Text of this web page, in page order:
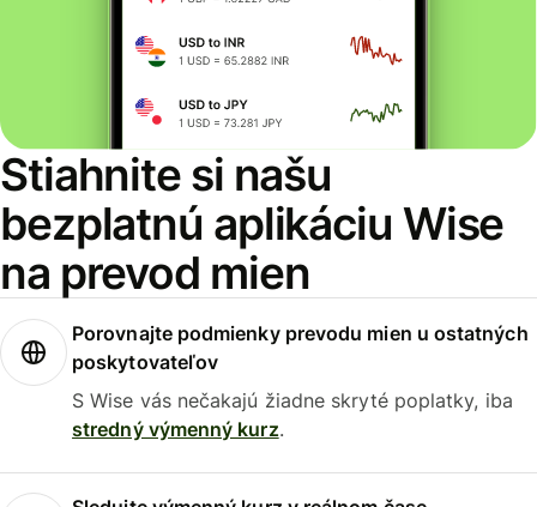
Stiahnite si našu
bezplatnú aplikáciu Wise
na prevod mien
Porovnajte podmienky prevodu mien u ostatných
poskytovateľov
S Wise vás nečakajú žiadne skryté poplatky, iba
stredný výmenný kurz.